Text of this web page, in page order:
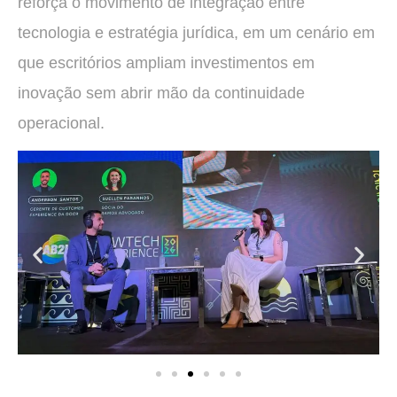
tecnologia e estratégia jurídica, em um cenário em
que escritórios ampliam investimentos em
inovação sem abrir mão da continuidade
operacional.